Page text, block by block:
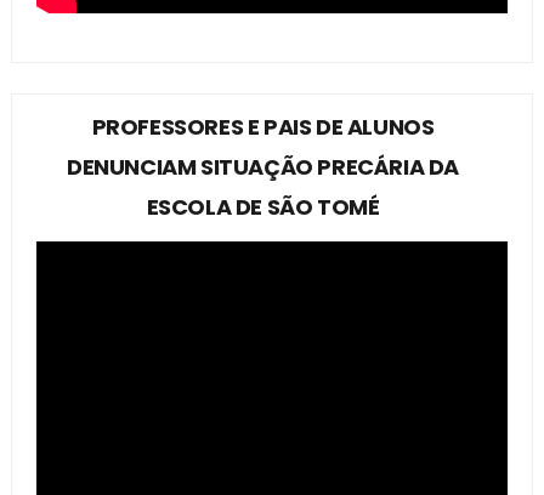
PROFESSORES E PAIS DE ALUNOS
DENUNCIAM SITUAÇÃO PRECÁRIA DA
ESCOLA DE SÃO TOMÉ